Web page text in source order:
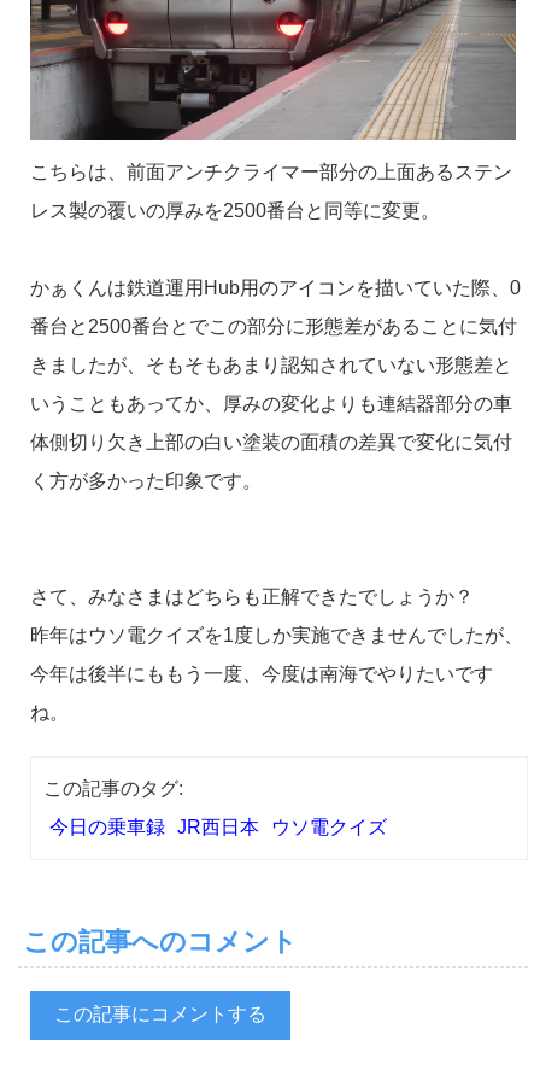
こちらは、前面アンチクライマー部分の上面あるステン
レス製の覆いの厚みを2500番台と同等に変更。
かぁくんは鉄道運用Hub用のアイコンを描いていた際、0
番台と2500番台とでこの部分に形態差があることに気付
きましたが、そもそもあまり認知されていない形態差と
いうこともあってか、厚みの変化よりも連結器部分の車
体側切り欠き上部の白い塗装の面積の差異で変化に気付
く方が多かった印象です。
さて、みなさまはどちらも正解できたでしょうか？
昨年はウソ電クイズを1度しか実施できませんでしたが、
今年は後半にももう一度、今度は南海でやりたいです
ね。
この記事のタグ:
今日の乗車録 JR西日本 ウソ電クイズ
この記事へのコメント
この記事にコメントする